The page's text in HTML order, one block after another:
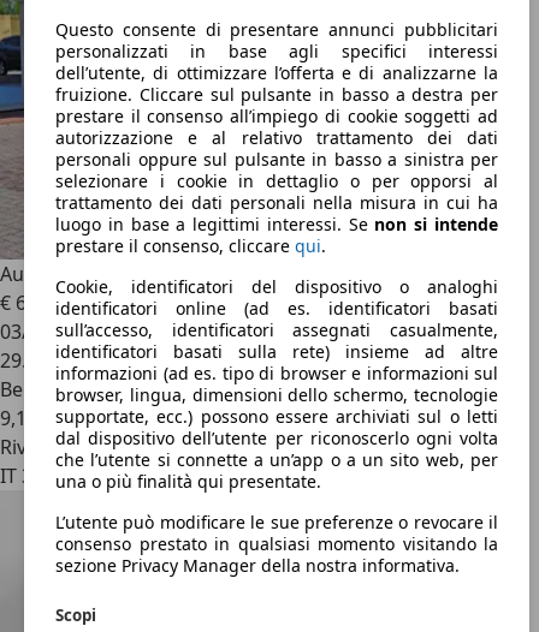
Questo consente di presentare annunci pubblicitari
personalizzati in base agli specifici interessi
dell’utente, di ottimizzare l’offerta e di analizzarne la
fruizione. Cliccare sul pulsante in basso a destra per
prestare il consenso all’impiego di cookie soggetti ad
autorizzazione e al relativo trattamento dei dati
personali oppure sul pulsante in basso a sinistra per
selezionare i cookie in dettaglio o per opporsi al
trattamento dei dati personali nella misura in cui ha
luogo in base a legittimi interessi. Se non si intende
prestare il consenso, cliccare qui.
Cookie, identificatori del dispositivo o analoghi
identificatori online (ad es. identificatori basati
sull’accesso, identificatori assegnati casualmente,
identificatori basati sulla rete) insieme ad altre
informazioni (ad es. tipo di browser e informazioni sul
browser, lingua, dimensioni dello schermo, tecnologie
supportate, ecc.) possono essere archiviati sul o letti
dal dispositivo dell’utente per riconoscerlo ogni volta
che l’utente si connette a un’app o a un sito web, per
una o più finalità qui presentate.
L’utente può modificare le sue preferenze o revocare il
consenso prestato in qualsiasi momento visitando la
sezione Privacy Manager della nostra informativa.
Scopi
Audi RS
5 SPB COMPETITION 450cv
€ 62.900
03/2024
29.000 km
Benzina
9,1 l/100 km (comb.)
Rivenditore
IT 35020